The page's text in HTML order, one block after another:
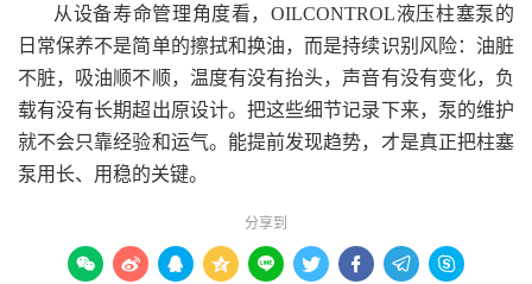
从设备寿命管理角度看，OILCONTROL液压柱塞泵的
日常保养不是简单的擦拭和换油，而是持续识别风险：油脏
不脏，吸油顺不顺，温度有没有抬头，声音有没有变化，负
载有没有长期超出原设计。把这些细节记录下来，泵的维护
就不会只靠经验和运气。能提前发现趋势，才是真正把柱塞
泵用长、用稳的关键。
分享到
        